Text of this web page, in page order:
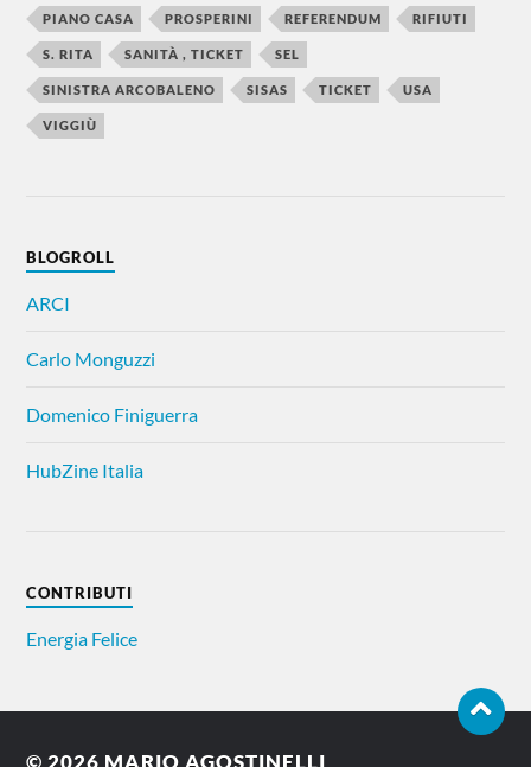
PIANO CASA PROSPERINI REFERENDUM RIFIUTI
S. RITA SANITÀ , TICKET SEL
SINISTRA ARCOBALENO SISAS TICKET USA
VIGGIÙ
BLOGROLL
ARCI
Carlo Monguzzi
Domenico Finiguerra
HubZine Italia
CONTRIBUTI
Energia Felice
© 2026 MARIO AGOSTINELLI